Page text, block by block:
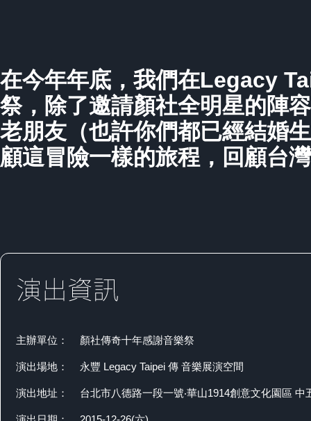
在今年年底，我們在Legacy
祭，除了邀請顏社全明星的陣
老朋友（也許你們都已經結婚
顧這冒險一樣的旅程，回顧台
主辦單位： 顏社傳奇十年感謝音樂祭
演出場地： 永豐 Legacy Taipei 傳 音樂展演空間
演出地址： 台北市八德路一段一號‧華山1914創意文化園區 中